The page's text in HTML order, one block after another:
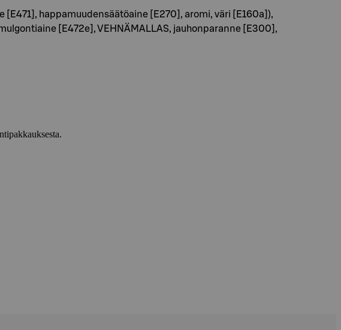
[E471], happamuudensäätöaine [E270], aromi, väri [E160a]),
[E472e], VEHNÄMALLAS, jauhonparanne [E300],